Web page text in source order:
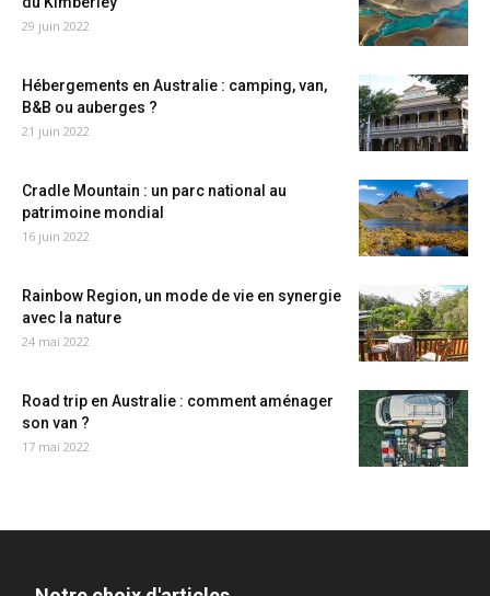
29 juin 2022
Hébergements en Australie : camping, van,
B&B ou auberges ?
21 juin 2022
Cradle Mountain : un parc national au
patrimoine mondial
16 juin 2022
Rainbow Region, un mode de vie en synergie
avec la nature
24 mai 2022
Road trip en Australie : comment aménager
son van ?
17 mai 2022